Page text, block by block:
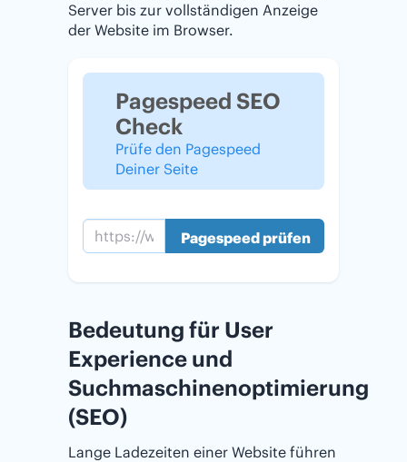
Server bis zur vollständigen Anzeige
der Website im Browser.
Pagespeed SEO
Check
Prüfe den Pagespeed
Deiner Seite
Bedeutung für User
Experience und
Suchmaschinenoptimierung
(SEO)
Lange Ladezeiten einer Website führen